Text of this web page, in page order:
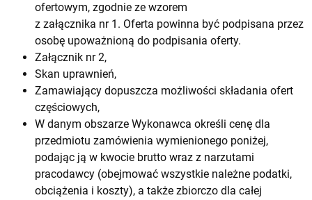
ofertowym, zgodnie ze wzorem
z załącznika nr 1. Oferta powinna być podpisana przez
osobę upoważnioną do podpisania oferty.
Załącznik nr 2,
Skan uprawnień,
Zamawiający dopuszcza możliwości składania ofert
częściowych,
W danym obszarze Wykonawca określi cenę dla
przedmiotu zamówienia wymienionego poniżej,
podając ją w kwocie brutto wraz z narzutami
pracodawcy (obejmować wszystkie należne podatki,
obciążenia i koszty), a także zbiorczo dla całej